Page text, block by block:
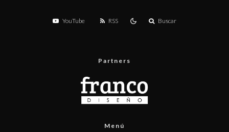
YouTube RSS Buscar
Partners
Menú